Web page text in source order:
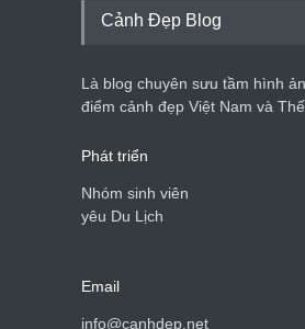
Cảnh Đẹp Blog
Là blog chuyên sưu tầm hình
điểm cảnh đẹp Việt Nam và
Phát triển
Nhóm sinh viên
yêu Du Lịch
Email
info@canhdep.net